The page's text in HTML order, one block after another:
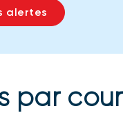
alertes
par